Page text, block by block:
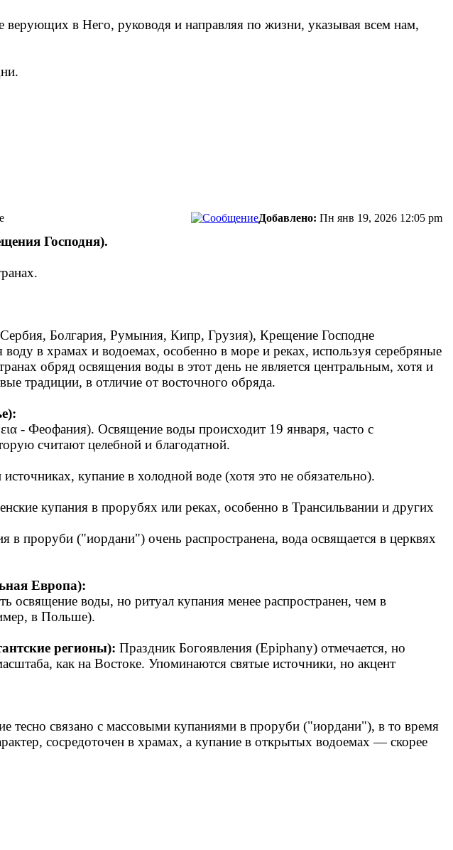
в Него, руководя и направляя по жизни, указывая всем нам,
Добавлено: Пн янв 19, 2026 12:05 pm
Господня).
Сербия, Болгария, Румыния, Кипр, Грузия), Крещение Господне
в храмах и водоемах, особенно в море и реках, используя серебряные
обряд освящения воды в этот день не является центральным, хотя и
традиции, в отличие от восточного обряда.
- Феофания). Освящение воды происходит 19 января, часто с
считают целебной и благодатной.
купание в холодной воде (хотя это не обязательно).
купания в прорубях или реках, особенно в Трансильвании и других
проруби ("иордани") очень распространена, вода освящается в церквях
Европа):
воды, но ритуал купания менее распространен, чем в
в Польше).
регионы): Праздник Богоявления (Epiphany) отмечается, но
как на Востоке. Упоминаются святые источники, но акцент
тесно связано с массовыми купаниями в проруби ("иордани"), в то время
сосредоточен в храмах, а купание в открытых водоемах — скорее